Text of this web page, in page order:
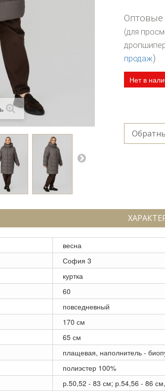
(для
продаж)
Нет в
весна
София 3
куртка
60
повседневный
170 см
65 см
плащевая, наполнитель -
полиэстер 100%
р.50,52 - 83 см; р.54,56 - 86